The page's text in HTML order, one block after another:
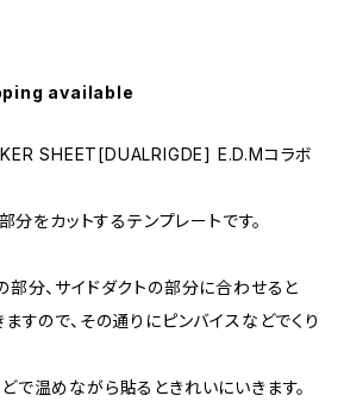
available
SHEET[DUALRIGDE] E.D.Mコラボ
をカットするテンプレートです。
部分、サイドダクトの部分に合わせると
すので、その通りにピンバイスなどでくり
で温めながら貼るときれいにいきます。